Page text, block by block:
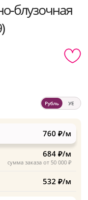
блузочная
Рубль УЕ
760 ₽/м
сумма заказа от 50 000 ₽
684 ₽/м
532 ₽/м